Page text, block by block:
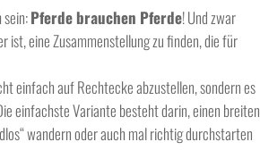
Pferde brauchen Pferde! Und zwar
ist, eine Zusammenstellung zu finden, die für
einfach auf Rechtecke abzustellen, sondern es
einfachste Variante besteht darin, einen breiten
wandern oder auch mal richtig durchstarten